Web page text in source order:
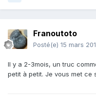
Franoutoto
Posté(e) 15 mars
Il y a 2-3mois, un truc
petit à petit. Je vous met ce